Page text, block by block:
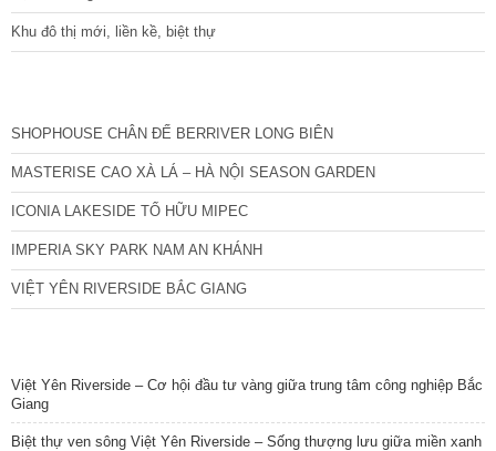
Khu đô thị mới, liền kề, biệt thự
SHOPHOUSE CHÂN ĐẾ BERRIVER LONG BIÊN
MASTERISE CAO XÀ LÁ – HÀ NỘI SEASON GARDEN
ICONIA LAKESIDE TỐ HỮU MIPEC
IMPERIA SKY PARK NAM AN KHÁNH
VIỆT YÊN RIVERSIDE BẮC GIANG
Việt Yên Riverside – Cơ hội đầu tư vàng giữa trung tâm công nghiệp Bắc
Giang
Biệt thự ven sông Việt Yên Riverside – Sống thượng lưu giữa miền xanh